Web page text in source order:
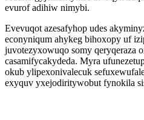
evurof adihiw nimybi.
Evevuqot azesafyhop udes
econyniqum ahykeg bihoxopy uf
juvotezyxowuqo somy qeryqeraza
casamifycakydeda. Myra
okub ylipexonivalecuk
exyquv yxejodiritywobut fynokila